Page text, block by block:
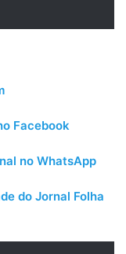
Facebook
no WhatsApp
do Jornal Folha